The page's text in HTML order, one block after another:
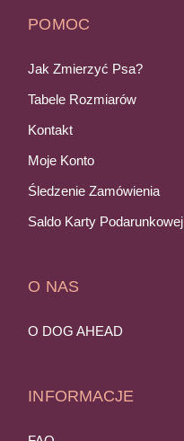
POMOC
Jak Zmierzyć Psa?
Tabele Rozmiarów
Kontakt
Moje Konto
Śledzenie Zamówienia
Saldo Karty Podarunkowej
O NAS
O DOG AHEAD
INFORMACJE